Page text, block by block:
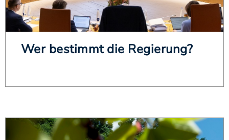
Wer bestimmt die Regierung?